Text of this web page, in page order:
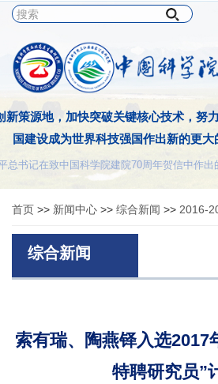
新策源地，加快突破关键核心技术，努
国建设成为世界科技强国作出新的更大
书记在致中国科学院建院70周年贺信中作出
首页 >> 新闻中心 >> 综合新闻 >> 2016-
综合新闻
索有瑞、陶燕铎入选2017
特聘研究员”